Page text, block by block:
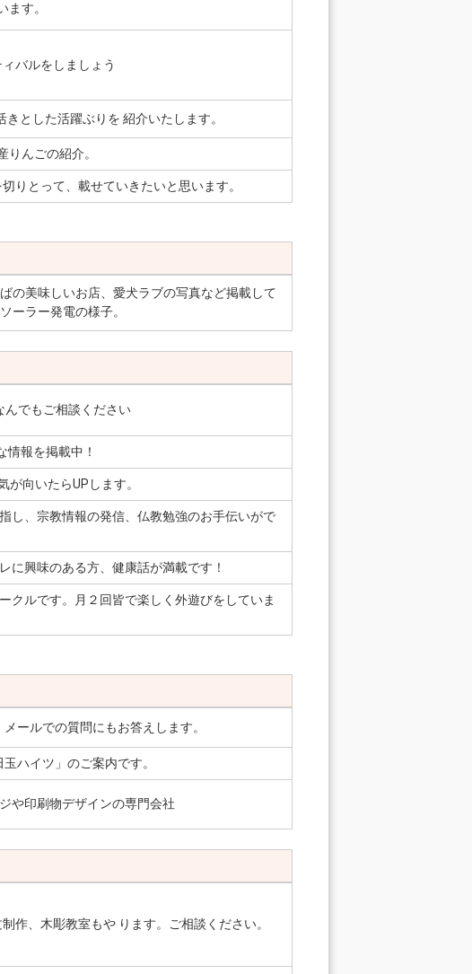
す。
バルをしましょう
とした活躍ぶりを 紹介いたします。
りんごの紹介。
りとって、載せていきたいと思います。
の美味しいお店、愛犬ラブの写真など掲載して
ーラー発電の様子。
んでもご相談ください
情報を掲載中！
向いたらUPします。
し、宗教情報の発信、仏教勉強のお手伝いがで
に興味のある方、健康話が満載です！
クルです。月２回皆で楽しく外遊びをしていま
ールでの質問にもお答えします。
ハイツ」のご案内です。
や印刷物デザインの専門会社
作、木彫教室もや ります。ご相談ください。